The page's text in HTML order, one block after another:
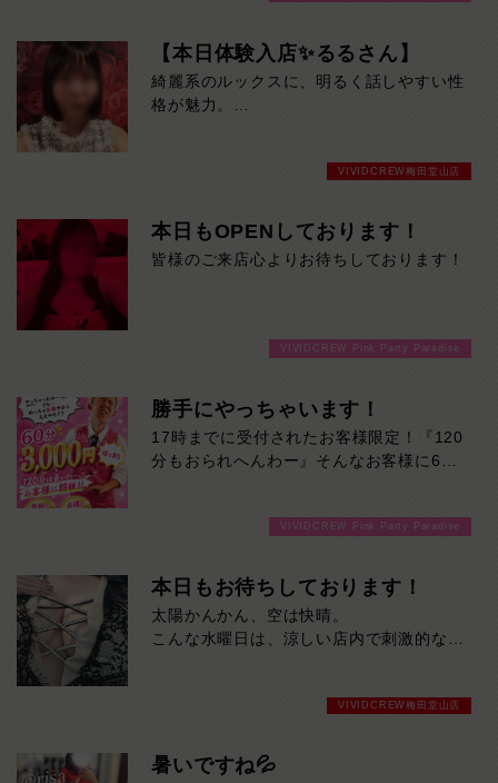
【本日体験入店✨るるさん】
綺麗系のルックスに、明るく話しやすい性
格が魅力。
VIVIDCREW梅田堂山店
本日もOPENしております！
皆様のご来店心よりお待ちしております！
VIVIDCREW Pink Party Paradise
勝手にやっちゃいます！
17時までに受付されたお客様限定！『120
分もおられへんわー』そんなお客様に60
めるチャンス！たっぷり楽しみたい方は
分！その日の予定に合わせてお選びくださ
い！ご来店お待ちしております！
VIVIDCREW Pink Party Paradise
本日もお待ちしております！
太陽かんかん、空は快晴。
こんな水曜日は、涼しい店内で刺激的なひ
VIVIDCREW梅田堂山店
暑いですね💦